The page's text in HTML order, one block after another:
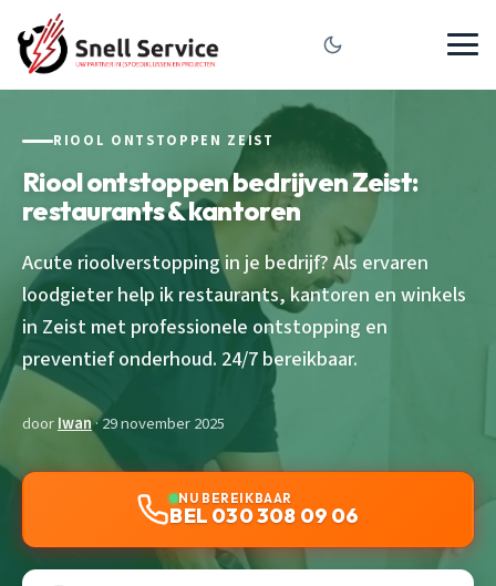
RIOOL ONTSTOPPEN ZEIST
Riool ontstoppen bedrijven Zeist:
restaurants & kantoren
Acute rioolverstopping in je bedrijf? Als ervaren
loodgieter help ik restaurants, kantoren en winkels
in Zeist met professionele ontstopping en
preventief onderhoud. 24/7 bereikbaar.
doorIwan· 29 november 2025
NU BEREIKBAAR
BEL 030 308 09 06